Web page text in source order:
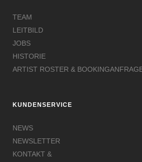
TEAM
LEITBILD
JOBS
HISTORIE
ARTIST ROSTER &
KUNDENSERVICE
NEWS
NEWSLETTER
KONTAKT &